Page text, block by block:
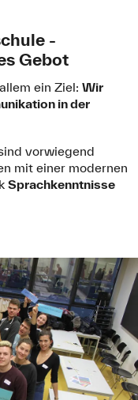
-
Gebot
ein Ziel: Wir
in der
vorwiegend
mit einer modernen
Sprachkenntnisse